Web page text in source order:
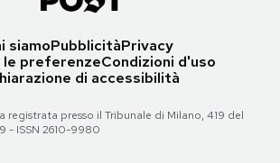
siamoPubblicitàPrivacy
preferenzeCondizioni d'uso
di accessibilità
registrata presso il Tribunale di Milano, 419 del
- ISSN 2610-9980